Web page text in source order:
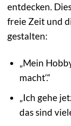
entdecken.
freie Zeit und
gestalten:
„Mein
macht‘.“
„Ich gehe
das sind